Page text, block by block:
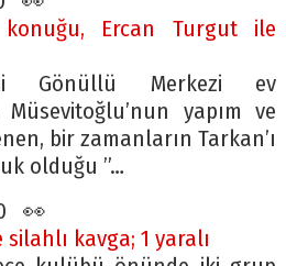
konuğu, Ercan Turgut ile
Gönüllü Merkezi ev
yapım ve
bir zamanların Tarkan’ı
olduğu ”…
👀
kavga; 1 yaralı